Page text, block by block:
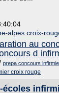
alpes.croix-
au
d
prepa concours
croix rouge
écoles